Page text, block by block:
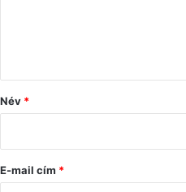
ó
s
Név *
E-mail cím *